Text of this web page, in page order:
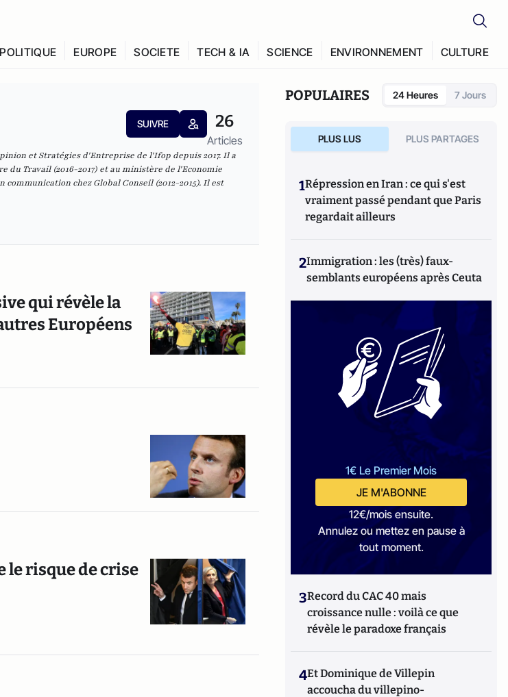
EUROPE SOCIETE TECH & IA SCIENCE ENVIRONNEMENT CULTURE
SUIVRE 26
Articles
et Stratégies d'Entreprise de l'Ifop depuis 2017. Il a
Travail (2016-2017) et au ministère de l'Economie
chez Global Conseil (2012-2015). Il est
qui révèle la
Européens
le risque de crise
POPULAIRES 24 Heures 7 Jours
PLUS LUS PLUS PARTAGES
1Répression en Iran : ce qui s'est
vraiment passé pendant que Paris
regardait ailleurs
2Immigration : les (très) faux-
semblants européens après Ceuta
1€ Le Premier Mois
JE M'ABONNE
12€/mois ensuite.
Annulez ou mettez en pause à
tout moment.
3Record du CAC 40 mais
croissance nulle : voilà ce que
révèle le paradoxe français
4Et Dominique de Villepin
accoucha du villepino-